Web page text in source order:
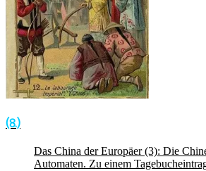
(8.)
Das China der Europäer (3): Die
Automaten. Zu einem